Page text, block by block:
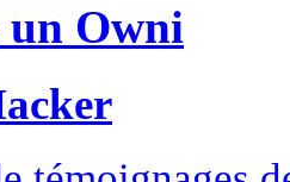
un Owni